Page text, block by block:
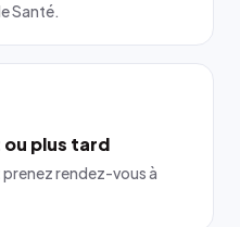
Santé.
plus tard
rendez-vous à